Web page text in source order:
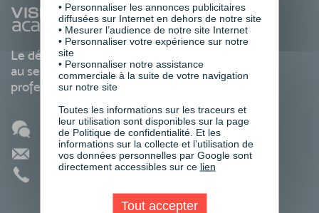
Le développement des compétences
au service de votre carrière
professionnelle
Blog
Contact
• Personnaliser les annonces publicitaires
diffusées sur Internet en dehors de notre site
• Mesurer l’audience de notre site Internet
• Personnaliser votre expérience sur notre
site
• Personnaliser notre assistance
commerciale à la suite de votre navigation
sur notre site
Toutes les informations sur les traceurs et
leur utilisation sont disponibles sur la page
de Politique de confidentialité. Et les
informations sur la collecte et l’utilisation de
vos données personnelles par Google sont
directement accessibles sur ce lien
Tout accepter